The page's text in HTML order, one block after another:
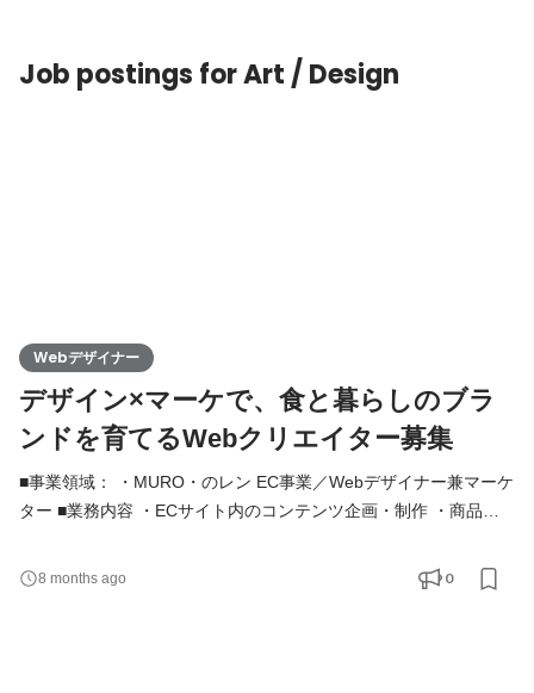
Job postings for Art / Design
Webデザイナー
デザイン×マーケで、食と暮らしのブラ
ンドを育てるWebクリエイター募集
■事業領域： ・MURO・のレン EC事業／Webデザイナー兼マーケ
ター ■業務内容 ・ECサイト内のコンテンツ企画・制作 ・商品画
成、編集、配信 ・アイテムの魅力を伝えるためのコピー作成 ・
Google Analytics／スプレッドシートを使った分析 ・データを元
8 months ago 0